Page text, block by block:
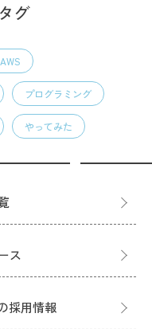
グ
AWS
プログラミング
やってみた
ス
採用情報